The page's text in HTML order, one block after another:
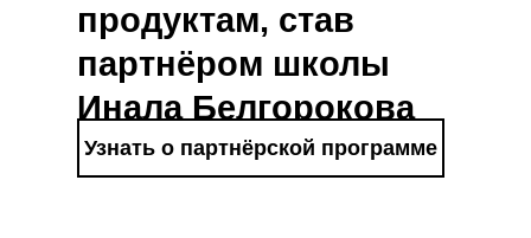
продуктам, став
партнёром школы
Инала Белгорокова
Узнать о партнёрской программе